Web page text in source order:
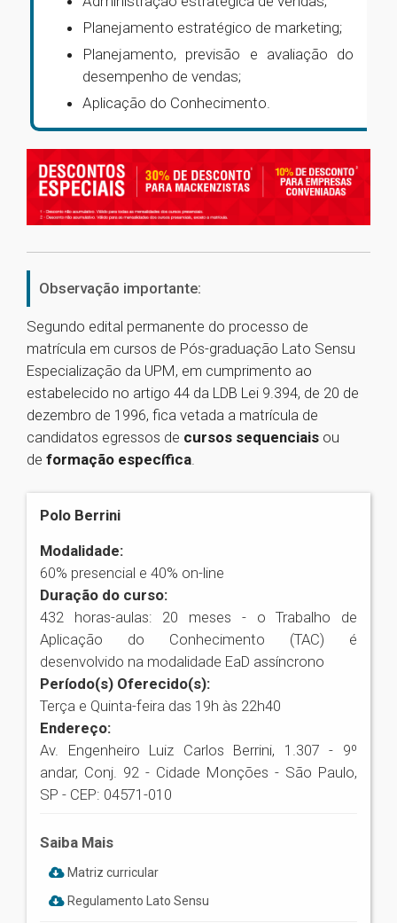
Planejamento estratégico de marketing;
Planejamento, previsão e avaliação do
desempenho de vendas;
Aplicação do Conhecimento.
Observação importante:
Segundo edital permanente do processo de
matrícula em cursos de Pós-graduação Lato Sensu
Especialização da UPM, em cumprimento ao
estabelecido no artigo 44 da LDB Lei 9.394, de 20 de
dezembro de 1996, fica vetada a matrícula de
candidatos egressos de cursos sequenciais ou
de formação específica.
Polo Berrini
Modalidade:
60% presencial e 40% on-line
Duração do curso:
432 horas-aulas: 20 meses - o Trabalho de
Aplicação do Conhecimento (TAC) é
desenvolvido na modalidade EaD assíncrono
Período(s) Oferecido(s):
Terça e Quinta-feira das 19h às 22h40
Endereço:
Av. Engenheiro Luiz Carlos Berrini, 1.307 - 9º
andar, Conj. 92 - Cidade Monções - São Paulo,
SP - CEP: 04571-010
Saiba Mais
Matriz curricular
Regulamento Lato Sensu